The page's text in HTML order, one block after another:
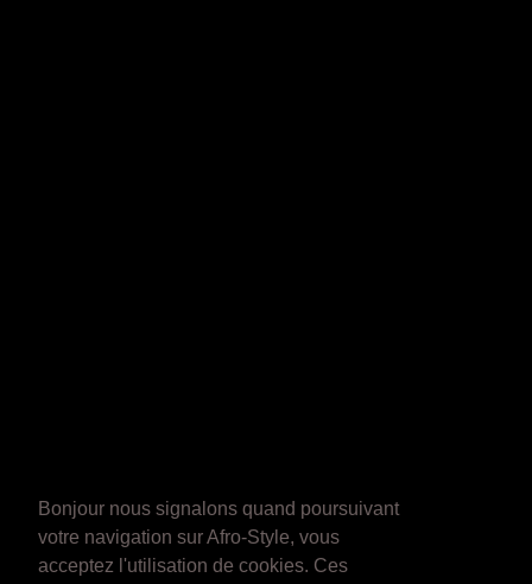
Bonjour nous signalons quand poursuivant
votre navigation sur Afro-Style, vous
acceptez l'utilisation de cookies. Ces